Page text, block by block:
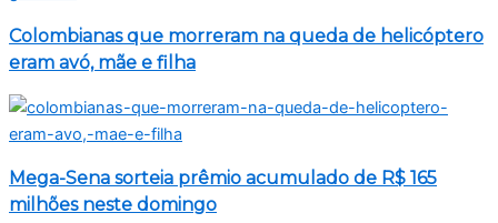
Colombianas que morreram na queda de helicóptero
eram avó, mãe e filha
Mega-Sena sorteia prêmio acumulado de R$ 165
milhões neste domingo